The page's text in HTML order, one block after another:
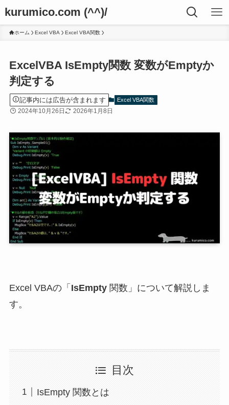
kurumico.com (^^)/
ホーム Excel VBA Excel VBA関数
ExcelVBA IsEmpty関数 変数がEmptyか
判定する
記事内には広告が含まれます Excel VBA関数
2024年10月26日 2026年1月8日
Excel VBAの「 IsEmpty関数」について解説しま
す。
目次
IsEmpty 関数とは